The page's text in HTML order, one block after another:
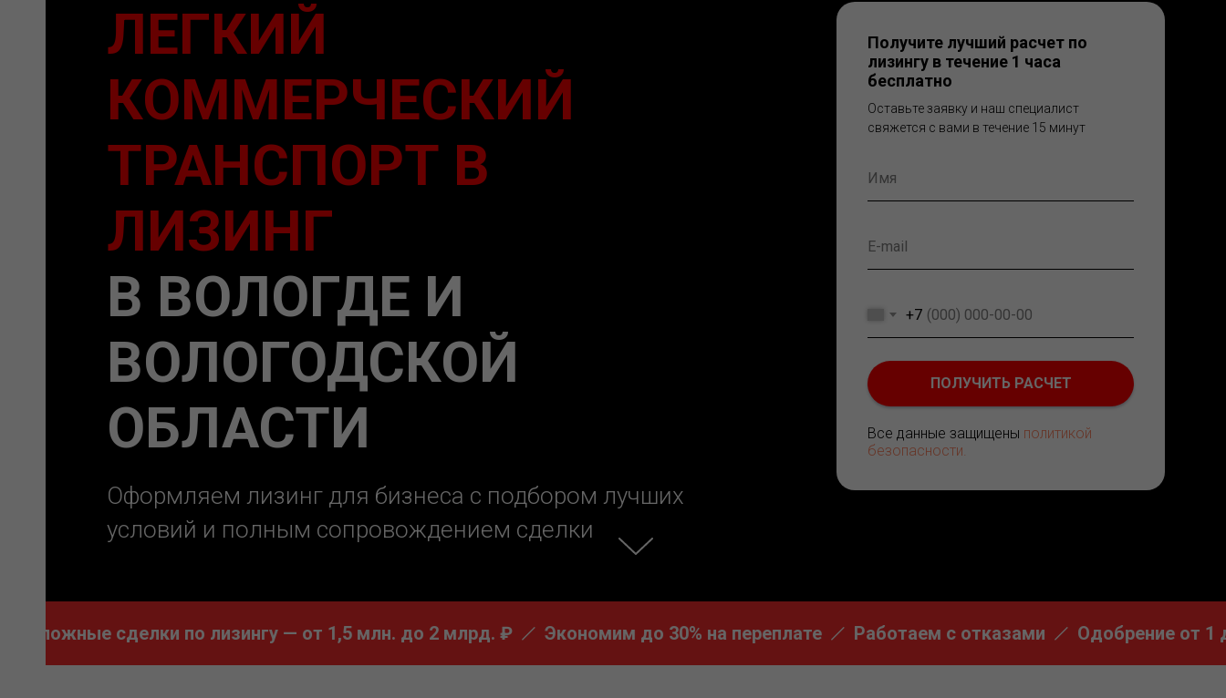
ЛЕГКИЙ
КОММЕРЧЕСКИЙ
ТРАНСПОРТ В
ЛИЗИНГ
В ВОЛОГДЕ И
ВОЛОГОДСКОЙ
ОБЛАСТИ
Оформляем лизинг для бизнеса с подбором лучших
условий и полным сопровождением сделки
Получите лучший расчет по
лизингу в течение 1 часа
бесплатно
Оставьте заявку и наш специалист
свяжется с вами в течение 15 минут
+7
ПОЛУЧИТЬ РАСЧЕТ
Все данные защищены политикой
безопасности.
сделки по лизингу — от 1,5 млн. до 2 млрд. ₽ Экономим до 30% на переплате Работаем с отказами Одобрение от 1 дня